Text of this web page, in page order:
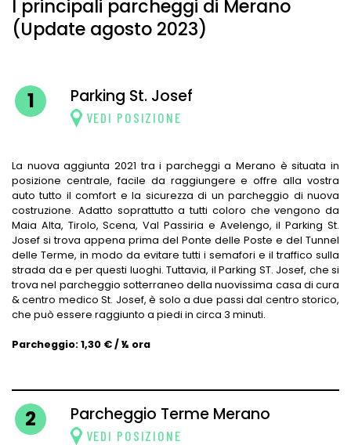
I principali parcheggi di Merano
(Update agosto 2023)
1 Parking St. Josef
VEDI POSIZIONE
La nuova aggiunta 2021 tra i parcheggi a Merano è situata in
posizione centrale, facile da raggiungere e offre alla vostra
auto tutto il comfort e la sicurezza di un parcheggio di nuova
costruzione. Adatto soprattutto a tutti coloro che vengono da
Maia Alta, Tirolo, Scena, Val Passiria e Avelengo, il Parking St.
Josef si trova appena prima del Ponte delle Poste e del Tunnel
delle Terme, in modo da evitare tutti i semafori e il traffico sulla
strada da e per questi luoghi. Tuttavia, il Parking ST. Josef, che si
trova nel parcheggio sotterraneo della nuovissima casa di cura
& centro medico St. Josef, è solo a due passi dal centro storico,
che può essere raggiunto a piedi in circa 3 minuti.
Parcheggio: 1,30 € / ½ ora
2 Parcheggio Terme Merano
VEDI POSIZIONE